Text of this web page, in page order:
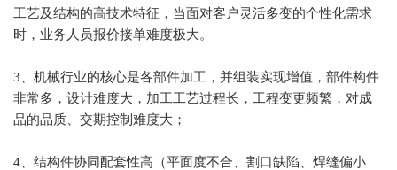
工艺及结构的高技术特征，当面对客户灵活多变的个性化需求
时，业务人员报价接单难度极大。
3、机械行业的核心是各部件加工，并组装实现增值，部件构件
非常多，设计难度大，加工工艺过程长，工程变更频繁，对成
品的品质、交期控制难度大；
4、结构件协同配套性高（平面度不合、割口缺陷、焊缝偏小